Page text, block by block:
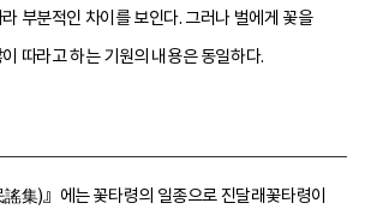
부분적인 차이를 보인다. 그러나 벌에게 꽃을
따라고 하는 기원의 내용은 동일하다.
集)』에는 꽃타령의 일종으로 진달래꽃타령이